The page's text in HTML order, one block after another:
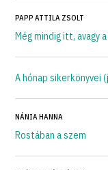
PAPP ATTILA ZSOLT
Még mindig itt, avagy
A hónap sikerkönyvei
NÁNIA HANNA
Rostában a szem